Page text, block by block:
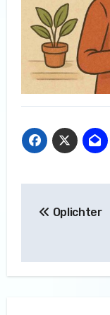
navigatie
Oplichter